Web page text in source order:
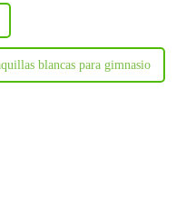
blancas para gimnasio